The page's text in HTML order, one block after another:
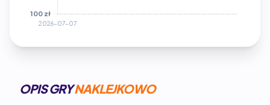
OPIS GRYNAKLEJKOWO